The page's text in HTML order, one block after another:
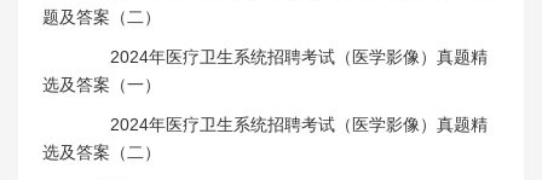
题及答案（二）
2024年医疗卫生系统招聘考试（医学影像）真题精
选及答案（一）
2024年医疗卫生系统招聘考试（医学影像）真题精
选及答案（二）